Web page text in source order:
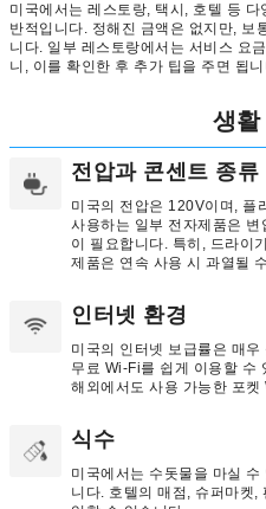
미국에서는 레스토랑, 택시, 호텔 등
반적입니다. 정해진 금액은 없지만, 보
니다. 일부 레스토랑에서는 서비스 요
니, 이를 확인한 후 추가 팁을 주면 됩
생
전압과 콘센트 종류
미국의 전압은 120V이며, 플
사용하는 일부 전자제품은
이 필요합니다. 특히, 드라이
제품은 연속 사용 시 과열될
인터넷 환경
미국의 인터넷 보급률은 매
무료 Wi-Fi를 쉽게 이용할 수
해외에서도 사용 가능한 포
식수
미국에서는 수돗물을 마실
니다. 호텔의 매점, 슈퍼마켓,